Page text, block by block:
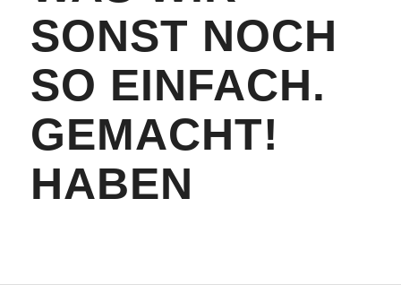
SONST NOCH
SO EINFACH.
GEMACHT!
HABEN